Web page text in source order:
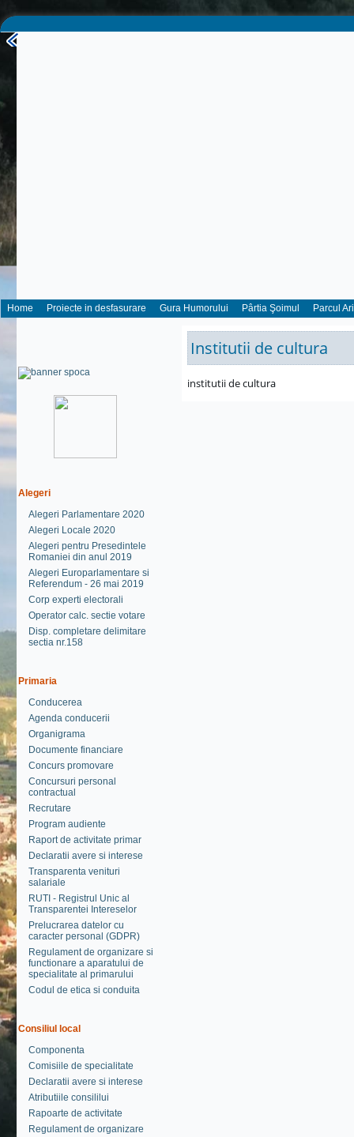
Home Proiecte in desfasurare Gura Humorului Pârtia Şoimul Parcul
Alegeri
Alegeri Parlamentare 2020
Alegeri Locale 2020
Alegeri pentru Presedintele
Romaniei din anul 2019
Alegeri Europarlamentare si
Referendum - 26 mai 2019
Corp experti electorali
Operator calc. sectie votare
Disp. completare delimitare
sectia nr.158
Primaria
Conducerea
Agenda conducerii
Organigrama
Documente financiare
Concurs promovare
Concursuri personal
contractual
Recrutare
Program audiente
Raport de activitate primar
Declaratii avere si interese
Transparenta venituri
salariale
RUTI - Registrul Unic al
Transparentei Intereselor
Prelucrarea datelor cu
caracter personal (GDPR)
Regulament de organizare si
functionare a aparatului de
specialitate al primarului
Codul de etica si conduita
Consiliul local
Componenta
Comisiile de specialitate
Declaratii avere si interese
Atributiile consililui
Rapoarte de activitate
Regulament de organizare
Institutii de cultura
institutii de cultura